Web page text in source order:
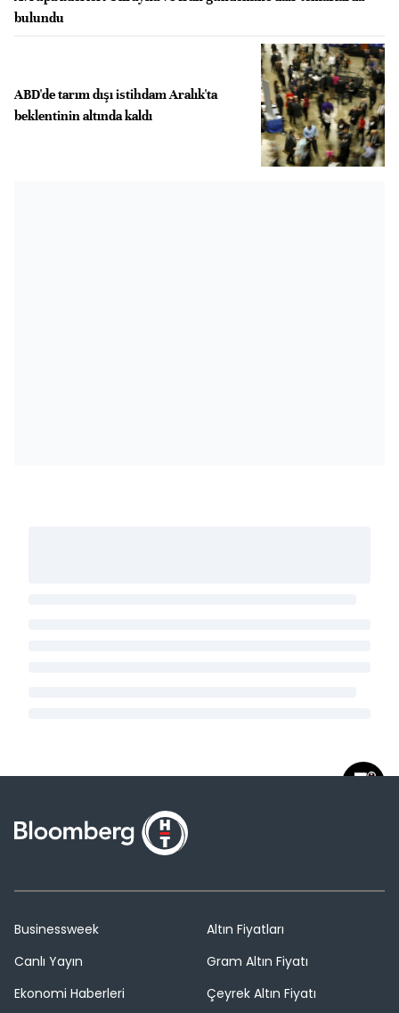
bulundu
ABD'de tarım dışı istihdam Aralık'ta
beklentinin altında kaldı
Businessweek
Canlı Yayın
Ekonomi Haberleri
Altın Fiyatları
Gram Altın Fiyatı
Çeyrek Altın Fiyatı